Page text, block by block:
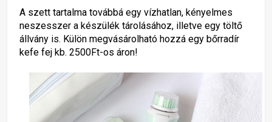
A szett tartalma továbbá egy vízhatlan, kényelmes
neszesszer a készülék tárolásához, illetve egy töltő
állvány is. Külön megvásárolható hozzá egy bőrradír
kefe fej kb. 2500Ft-os áron!